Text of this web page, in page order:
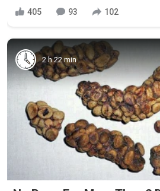
405 93 102
2 h 22 min